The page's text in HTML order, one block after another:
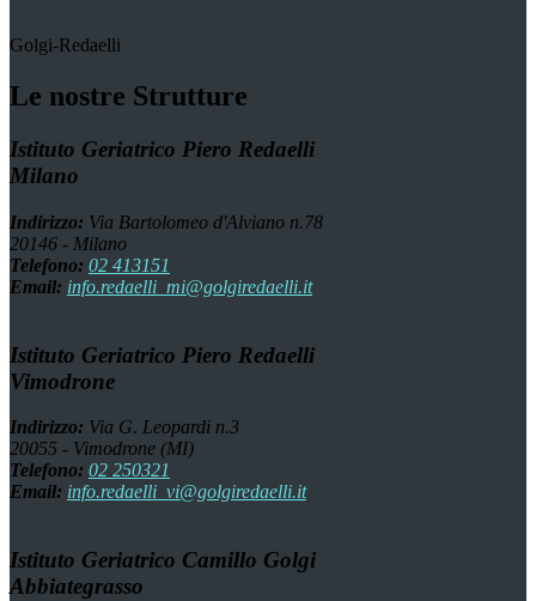
Golgi-Redaelli
Le nostre Strutture
Istituto Geriatrico Piero Redaelli
Milano
Indirizzo: Via Bartolomeo d'Alviano n.78
20146 - Milano
Telefono: 02 413151
Email: info.redaelli_mi@golgiredaelli.it
Istituto Geriatrico Piero Redaelli
Vimodrone
Indirizzo: Via G. Leopardi n.3
20055 - Vimodrone (MI)
Telefono: 02 250321
Email: info.redaelli_vi@golgiredaelli.it
Istituto Geriatrico Camillo Golgi
Abbiategrasso